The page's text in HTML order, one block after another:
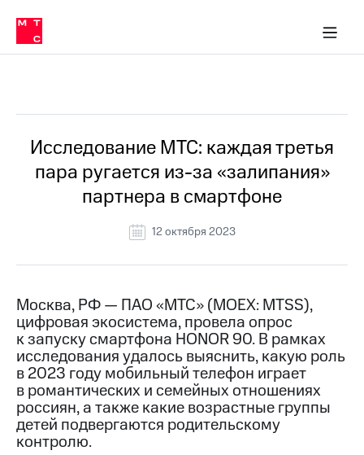
Медиа-центр
и акционерам
Устойчивое развитие
Комплаенс и деловая этика
компании
Карьера
История
компании
Руководство
информация
Контакты
Медиа-центр
Пресс-
релизы
МТС
о технологиях
Достижения
в МТС
Пресс-
релизы
МТС
о технологиях
Исследование МТС: каждая третья
пара ругается из-за «залипания»
партнера в смартфоне
12 октября 2023
Москва, РФ — ПАО «МТС» (MOEX: MTSS),
цифровая экосистема, провела опрос
к запуску смартфона HONOR 90. В рамках
исследования удалось выяснить, какую роль
в 2023 году мобильный телефон играет
в романтических и семейных отношениях
россиян, а также какие возрастные группы
детей подвергаются родительскому
контролю.